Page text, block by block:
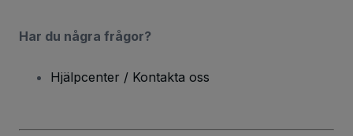
Har du några frågor?
Hjälpcenter / Kontakta oss